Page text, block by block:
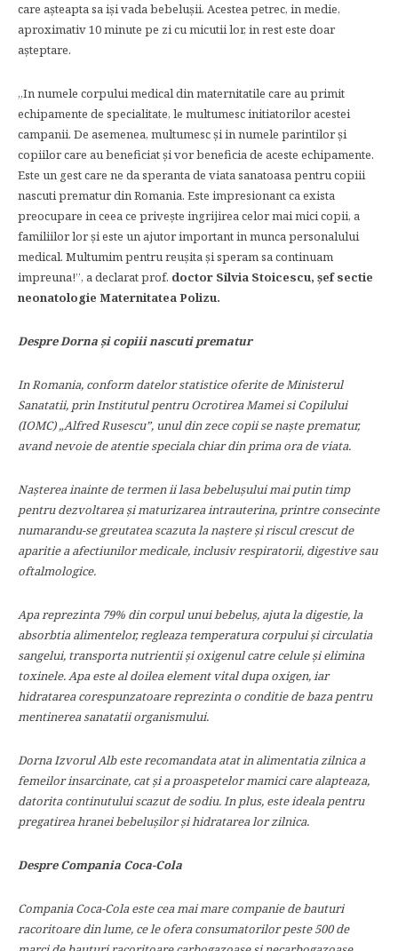
care aşteapta sa işi vada bebeluşii. Acestea petrec, in medie,
aproximativ 10 minute pe zi cu micutii lor, in rest este doar
aşteptare.
„In numele corpului medical din maternitatile care au primit
echipamente de specialitate, le multumesc initiatorilor acestei
campanii. De asemenea, multumesc şi in numele parintilor şi
copiilor care au beneficiat şi vor beneficia de aceste echipamente.
Este un gest care ne da speranta de viata sanatoasa pentru copiii
nascuti prematur din Romania. Este impresionant ca exista
preocupare in ceea ce priveşte ingrijirea celor mai mici copii, a
familiilor lor şi este un ajutor important in munca personalului
medical. Multumim pentru reuşita și speram sa continuam
impreuna!”, a declarat prof. doctor Silvia Stoicescu, şef sectie
neonatologie Maternitatea Polizu.
Despre Dorna și copiii nascuti prematur
In Romania, conform datelor statistice oferite de Ministerul
Sanatatii, prin Institutul pentru Ocrotirea Mamei si Copilului
(IOMC) „Alfred Rusescu”, unul din zece copii se naşte prematur,
avand nevoie de atentie speciala chiar din prima ora de viata.
Naşterea inainte de termen ii lasa bebeluşului mai putin timp
pentru dezvoltarea şi maturizarea intrauterina, printre consecinte
numarandu-se greutatea scazuta la naştere şi riscul crescut de
aparitie a afectiunilor medicale, inclusiv respiratorii, digestive sau
oftalmologice.
Apa reprezinta 79% din corpul unui bebeluș, ajuta la digestie, la
absorbtia alimentelor, regleaza temperatura corpului și circulatia
sangelui, transporta nutrientii și oxigenul catre celule și elimina
toxinele. Apa este al doilea element vital dupa oxigen, iar
hidratarea corespunzatoare reprezinta o conditie de baza pentru
mentinerea sanatatii organismului.
Dorna Izvorul Alb este recomandata atat in alimentatia zilnica a
femeilor insarcinate, cat și a proaspetelor mamici care alapteaza,
datorita continutului scazut de sodiu. In plus, este ideala pentru
pregatirea hranei bebelușilor și hidratarea lor zilnica.
Despre Compania Coca-Cola
Compania Coca-Cola este cea mai mare companie de bauturi
racoritoare din lume, ce le ofera consumatorilor peste 500 de